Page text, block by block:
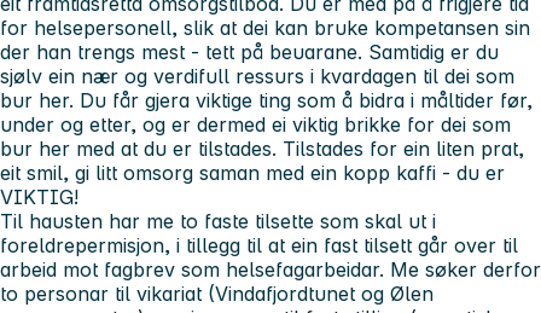
for helsepersonell, slik at dei kan bruke kompetansen sin
der han trengs mest - tett på beuarane. Samtidig er du
sjølv ein nær og verdifull ressurs i kvardagen til dei som
bur her. Du får gjera viktige ting som å bidra i måltider før,
under og etter, og er dermed ei viktig brikke for dei som
bur her med at du er tilstades. Tilstades for ein liten prat,
eit smil, gi litt omsorg saman med ein kopp kaffi - du er
VIKTIG!
Til hausten har me to faste tilsette som skal ut i
foreldrepermisjon, i tillegg til at ein fast tilsett går over til
arbeid mot fagbrev som helsefagarbeidar. Me søker derfor
to personar til vikariat (Vindafjordtunet og Ølen